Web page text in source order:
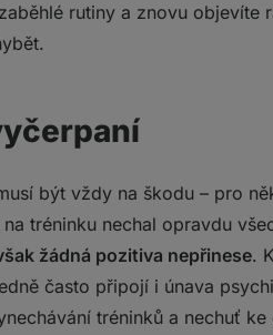
rutiny a znovu objevíte
být vždy na škodu – pro
tréninku nechal opravdu
žádná pozitiva nepřinese.
často připojí i únava
tréninků a nechuť